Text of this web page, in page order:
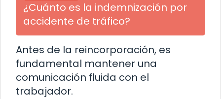
¿Cuánto es la indemnización por
accidente de tráfico?
Antes de la reincorporación, es
fundamental mantener una
comunicación fluida con el
trabajador.